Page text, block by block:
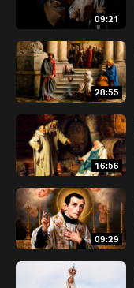
09:21
28:55
16:56
09:29